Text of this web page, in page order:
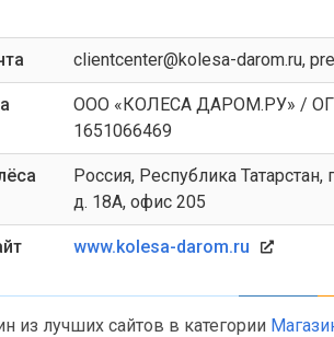
clientcenter@kolesa-darom.ru,
ООО «КОЛЕСА ДАРОМ.РУ» /
1651066469
Россия, Республика
д. 18А, офис 205
www.kolesa-darom.ru
из лучших сайтов в категории